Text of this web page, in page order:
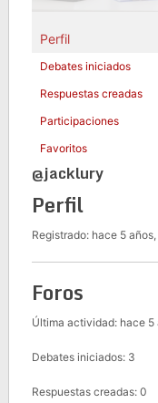
Perfil
Debates iniciados
Respuestas creadas
Participaciones
Favoritos
@jacklury
Perfil
Registrado: hace 5
Foros
Última actividad: hace 5
Debates iniciados: 3
Respuestas creadas: 0